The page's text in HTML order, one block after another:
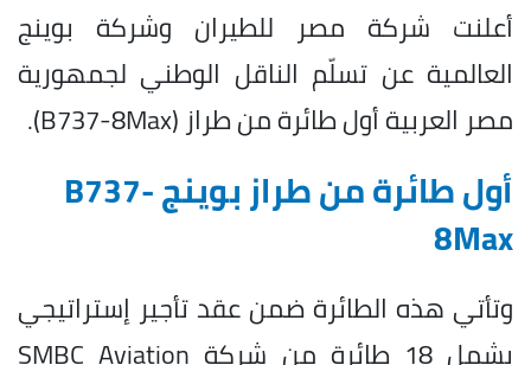
أعلنت شركة مصر للطيران وشركة بوينج
العالمية عن تسلّم الناقل الوطني لجمهورية
مصر العربية أول طائرة من طراز (B737-8Max).
أول طائرة من طراز بوينج B737-
8Max
وتأتي هذه الطائرة ضمن عقد تأجير إستراتيجي
يشمل 18 طائرة من شركة SMBC Aviation